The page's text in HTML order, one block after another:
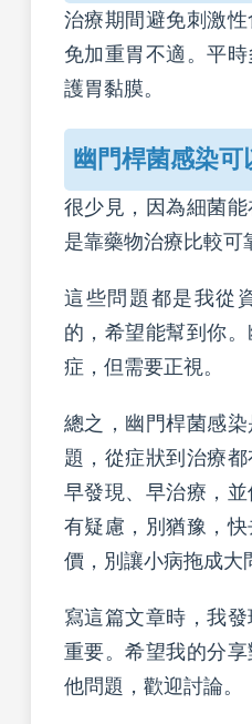
治療期間避免刺激
免加重胃不適。平
護胃黏膜。
幽門桿菌感染可
很少見，因為細菌
是靠藥物治療比較可
這些問題都是我從
的，希望能幫到你
症，但需要正視。
總之，幽門桿菌感
題，從症狀到治療
早發現、早治療，
有疑慮，別猶豫，
價，別讓小病拖成大
寫這篇文章時，我
重要。希望我的分
他問題，歡迎討論。